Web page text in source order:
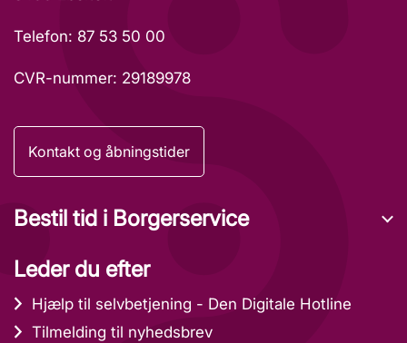
Telefon: 87 53 50 00
CVR-nummer: 29189978
Kontakt og åbningstider
Bestil tid i Borgerservice
Leder du efter
Hjælp til selvbetjening - Den Digitale Hotline
Tilmelding til nyhedsbrev